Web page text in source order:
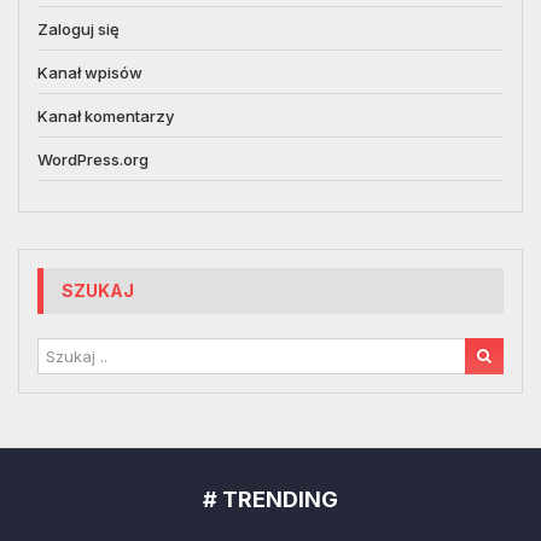
Zaloguj się
Kanał wpisów
Kanał komentarzy
WordPress.org
SZUKAJ
# TRENDING